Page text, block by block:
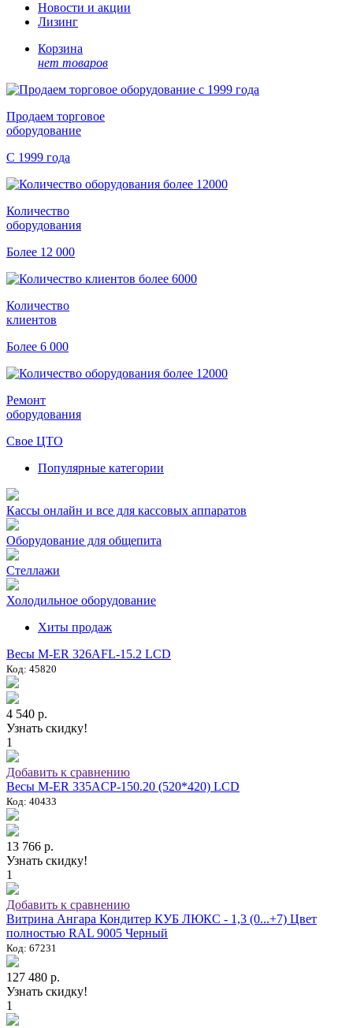
Новости и акции
Лизинг
Корзина
нет товаров
Продаем торговое
оборудование
С 1999 года
Количество
оборудования
Более 12 000
Количество
клиентов
Более 6 000
Ремонт
оборудования
Свое ЦТО
Популярные категории
Кассы онлайн и все для кассовых аппаратов
Оборудование для общепита
Стеллажи
Холодильное оборудование
Хиты продаж
Весы M-ER 326AFL-15.2 LCD
Код: 45820
4 540 р.
Узнать скидку!
1
Добавить к сравнению
Весы M-ER 335ACP-150.20 (520*420) LCD
Код: 40433
13 766 р.
Узнать скидку!
1
Добавить к сравнению
Витрина Ангара Кондитер КУБ ЛЮКС - 1,3 (0...+7) Цвет
полностью RAL 9005 Черный
Код: 67231
127 480 р.
Узнать скидку!
1